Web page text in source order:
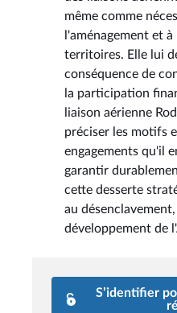
même comme
l'aménagement et
territoires. Elle lui
conséquence de
la participation
liaison aérienne
préciser les motifs
engagements qu'il
garantir
cette desserte
au
développement de
S’identifier